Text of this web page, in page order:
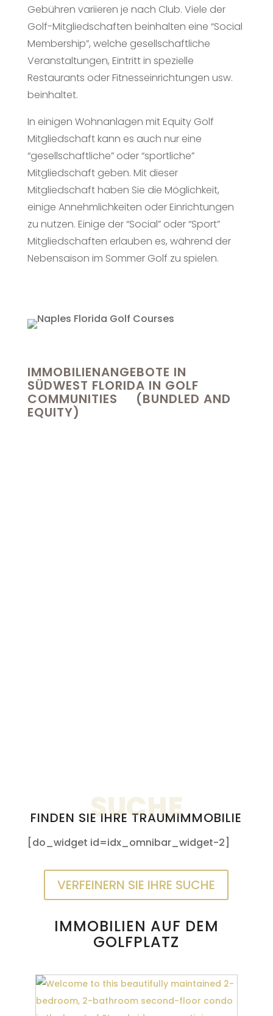
Gebühren variieren je nach Club. Viele der
Golf-Mitgliedschaften beinhalten eine “Social
Membership”, welche gesellschaftliche
Veranstaltungen, Eintritt in spezielle
Restaurants oder Fitnesseinrichtungen usw.
beinhaltet.
In einigen Wohnanlagen mit Equity Golf
Mitgliedschaft kann es auch nur eine
“gesellschaftliche” oder “sportliche”
Mitgliedschaft geben. Mit dieser
Mitgliedschaft haben Sie die Möglichkeit,
einige Annehmlichkeiten oder Einrichtungen
zu nutzen. Einige der “Social” oder “Sport”
Mitgliedschaften erlauben es, während der
Nebensaison im Sommer Golf zu spielen.
IMMOBILIENANGEBOTE IN
SÜDWEST FLORIDA IN GOLF
COMMUNITIES (BUNDLED AND
EQUITY)
FINDEN SIE IHRE TRAUMIMMOBILIE
SUCHE
[do_widget id=idx_omnibar_widget-2]
VERFEINERN SIE IHRE SUCHE
IMMOBILIEN AUF DEM
GOLFPLATZ